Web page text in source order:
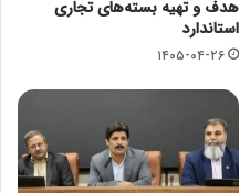
هدف و تهیه بسته‌های تجاری
استاندارد
۱۴۰۵-۰۴-۲۶